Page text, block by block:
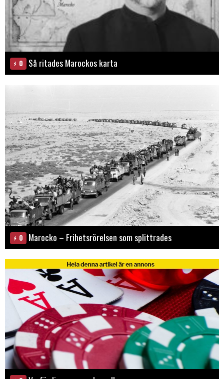
0 Så ritades Marockos karta
0 Marocko – Frihetsrörelsen som splittrades